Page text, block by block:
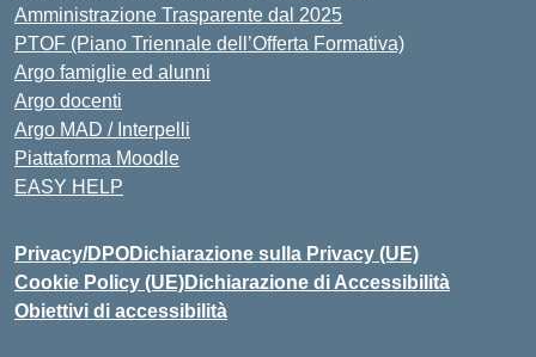
Amministrazione Trasparente dal 2025
PTOF (Piano Triennale dell’Offerta Formativa)
Argo famiglie ed alunni
Argo docenti
Argo MAD / Interpelli
Piattaforma Moodle
EASY HELP
Privacy/DPODichiarazione sulla Privacy (UE)
Cookie Policy (UE)Dichiarazione di Accessibilità
Obiettivi di accessibilità